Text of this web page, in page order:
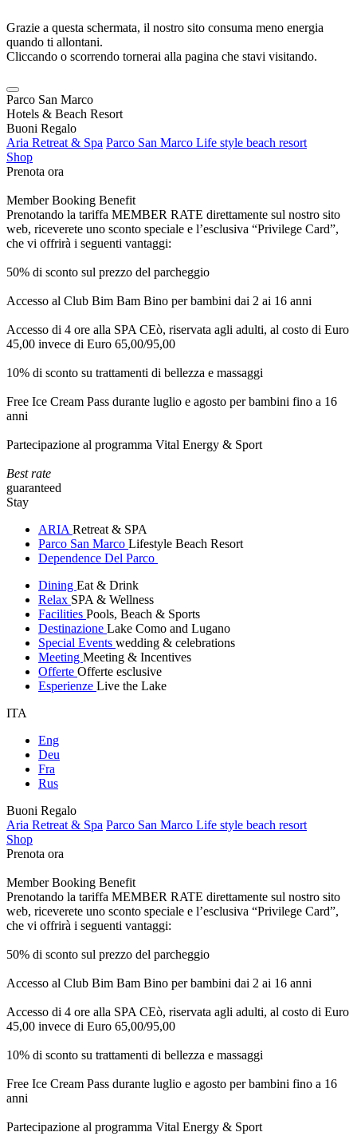
Grazie a questa schermata, il nostro sito consuma meno energia
quando ti allontani.
Cliccando o scorrendo tornerai alla pagina che stavi visitando.
Parco San Marco
Hotels & Beach Resort
Buoni Regalo
Aria Retreat & Spa Parco San Marco Life style beach resort
Shop
Prenota ora
Member Booking Benefit
Prenotando la tariffa MEMBER RATE direttamente sul nostro sito
web, riceverete uno sconto speciale e l’esclusiva “Privilege Card”,
che vi offrirà i seguenti vantaggi:
50% di sconto sul prezzo del parcheggio
Accesso al Club Bim Bam Bino per bambini dai 2 ai 16 anni
Accesso di 4 ore alla SPA CEò, riservata agli adulti, al costo di Euro
45,00 invece di Euro 65,00/95,00
10% di sconto su trattamenti di bellezza e massaggi
Free Ice Cream Pass durante luglio e agosto per bambini fino a 16
anni
Partecipazione al programma Vital Energy & Sport
Best rate
guaranteed
Stay
ARIA Retreat & SPA
Parco San Marco Lifestyle Beach Resort
Dependence Del Parco
Dining Eat & Drink
Relax SPA & Wellness
Facilities Pools, Beach & Sports
Destinazione Lake Como and Lugano
Special Events wedding & celebrations
Meeting Meeting & Incentives
Offerte Offerte esclusive
Esperienze Live the Lake
ITA
Eng
Deu
Fra
Rus
Buoni Regalo
Aria Retreat & Spa Parco San Marco Life style beach resort
Shop
Prenota ora
Member Booking Benefit
Prenotando la tariffa MEMBER RATE direttamente sul nostro sito
web, riceverete uno sconto speciale e l’esclusiva “Privilege Card”,
che vi offrirà i seguenti vantaggi:
50% di sconto sul prezzo del parcheggio
Accesso al Club Bim Bam Bino per bambini dai 2 ai 16 anni
Accesso di 4 ore alla SPA CEò, riservata agli adulti, al costo di Euro
45,00 invece di Euro 65,00/95,00
10% di sconto su trattamenti di bellezza e massaggi
Free Ice Cream Pass durante luglio e agosto per bambini fino a 16
anni
Partecipazione al programma Vital Energy & Sport